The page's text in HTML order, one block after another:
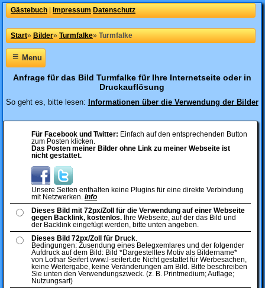
Gästebuch Impressum Datenschutz
Start» Bilder» Turmfalke» Turmfalke
≡Menu
Anfrage für das Bild Turmfalke für Ihre Internetseite oder in
Druckauflösung
So geht es, bitte lesen: Informationen über die Verwendung der Bilder
Für Facebook und Twitter: Einfach auf den entsprechenden Button
zum Posten klicken.
Das Posten meiner Bilder ohne Link zu meiner Webseite ist
nicht gestattet.
Unsere Seiten enthalten keine Plugins für eine direkte Verbindung
mit Netzwerken. Info
Dieses Bild mit 72px/Zoll für die Verwendung auf einer Webseite
gegen Backlink, kostenlos. Ihre Webseite, auf der das Bild und
der Backlink eingefügt werden, bitte unten angeben.
Dieses Bild 72px/Zoll für Druck
Bedingungen: Zusendung eines Belegxemlares und der folgender
Aufdruck auf dem Bild: Bild *Dargestelltes Motiv als Bildername*
von Lothar Seifert www.l-seifert.de Nicht gestattet für Werbesachen,
keine Weitergabe, keine Veränderungen am Bild. Bitte beschreiben
Sie unten den Verwendungszweck. (z. B. Printmedium; Auflage;
Nutzungsart)